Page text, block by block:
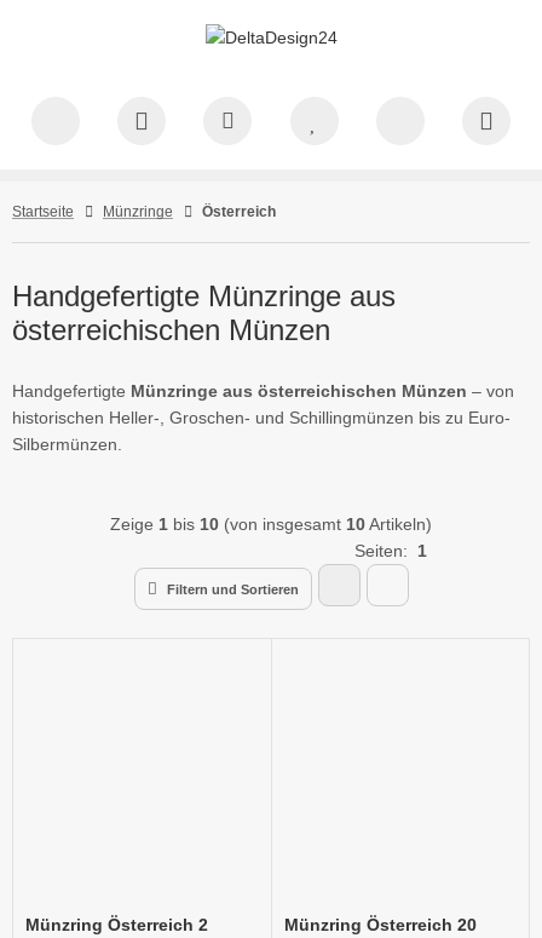
Startseite Münzringe Österreich
Handgefertigte Münzringe aus
österreichischen Münzen
Handgefertigte Münzringe aus österreichischen Münzen – von
historischen Heller-, Groschen- und Schillingmünzen bis zu Euro-
Silbermünzen.
Filtern und Sortieren
Zeige 1 bis 10 (von insgesamt 10Artikeln)
Seiten: 1
Münzring Österreich 2
Münzring Österreich 20